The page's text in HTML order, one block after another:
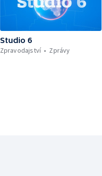
Studio 6
Zpravodajství
Zprávy